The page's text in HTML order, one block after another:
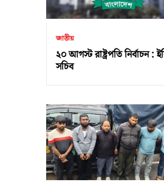
জাতীয়
২০ আগস্ট রাষ্ট্রপতি নির্বাচন :
সচিব